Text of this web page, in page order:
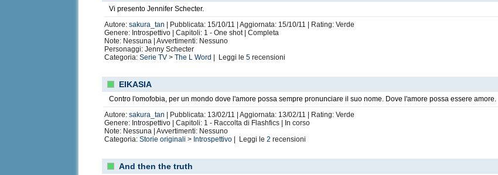
Vi presento Jennifer Schecter.
Autore:sakura_tan
| Pubblicata: 15/10/11 | Aggiornata: 15/10/11 | Rating: Verde
Genere: Introspettivo | Capitoli: 1 - One shot | Completa
Note: Nessuna | Avvertimenti: Nessuno
Personaggi: Jenny Schecter
Categoria:Serie TV >The L Word | Leggi le5 recensioni
EIKASIA
Contro l'omofobia, per un mondo dove l'amore possa sempre pronunciare il suo nome. Dove l'amore possa essere amore.
Autore:sakura_tan
| Pubblicata: 13/02/11 | Aggiornata: 13/02/11 | Rating: Verde
Genere: Introspettivo | Capitoli: 1 - Raccolta di Flashfics | In corso
Note: Nessuna | Avvertimenti: Nessuno
Categoria:Storie originali > Introspettivo | Leggi le2 recensioni
And then the truth